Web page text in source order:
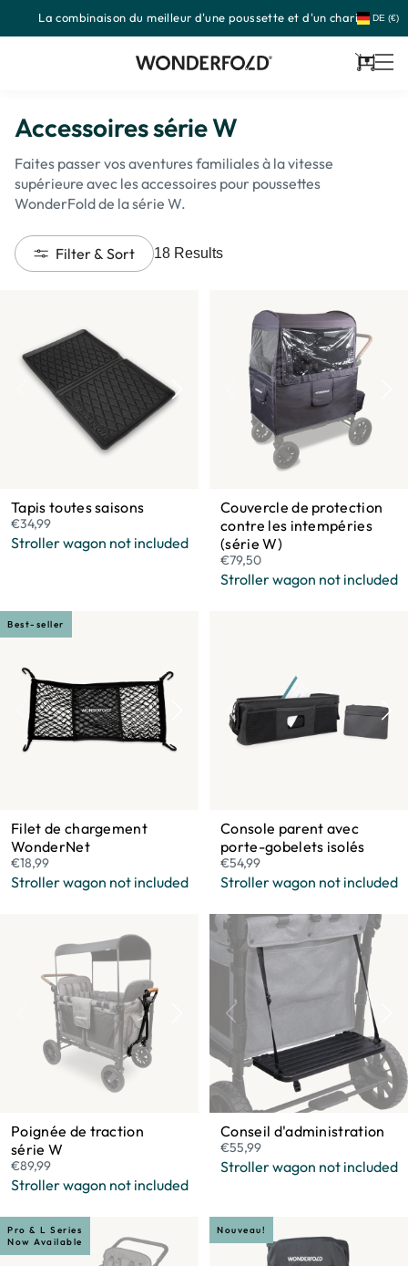
Passer
au
La combinaison du meilleur d'une poussette et d'un chariot DE (€)
Accessoires série W
Faites passer vos aventures familiales à la vitesse
supérieure avec les accessoires pour poussettes
WonderFold de la série W.
Filter & Sort 18 Results
Tapis toutes saisons
€34,99
Stroller wagon not included
Couvercle de protection
contre les intempéries
(série W)
€79,50
Stroller wagon not included
Best-seller
Filet de chargement
WonderNet
€18,99
Stroller wagon not included
Console parent avec
porte-gobelets isolés
€54,99
Stroller wagon not included
Poignée de traction
série W
€89,99
Stroller wagon not included
Conseil d'administration
€55,99
Stroller wagon not included
Pro & L Series
Now Available
Nouveau!